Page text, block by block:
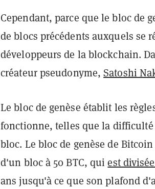
Cependant, parce que le bloc de
de blocs précédents auxquels se
développeurs de la blockchain.
créateur pseudonyme,Satoshi
Le bloc de genèse établit les
fonctionne, telles que la difficulté
bloc. Le bloc de genèse de
d'un bloc à 50 BTC, quiest
ans jusqu'à ce que son plafond